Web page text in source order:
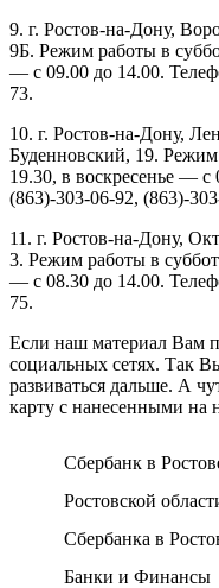
9. г. Ростов-на-Дону,
9Б. Режим работы в
— с 09.00 до 14.00.
73.
10. г. Ростов-на-Дону,
Буденновский, 19.
19.30, в воскресенье —
(863)-303-06-92, (863)-
11. г. Ростов-на-Дону,
3. Режим работы в
— с 08.30 до 14.00.
75.
Если наш материал Вам
социальных сетях. Так
развиваться дальше. А
карту с нанесенными на
Сбербанк в
Ростовской
Сбербанка в
Банки и Финансы